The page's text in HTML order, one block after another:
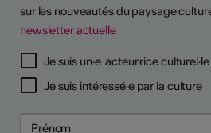
sur les nouveautés du paysage
newsletter actuelle
Je suis un·e acteur·rice culturel·le
Je suis intéressé·e par la culture